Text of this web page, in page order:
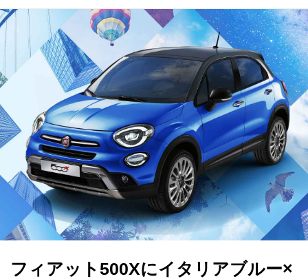
フィアット500Xにイタリアブルー×